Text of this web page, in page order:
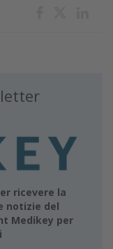
ricevere la
notizie del
Medikey per